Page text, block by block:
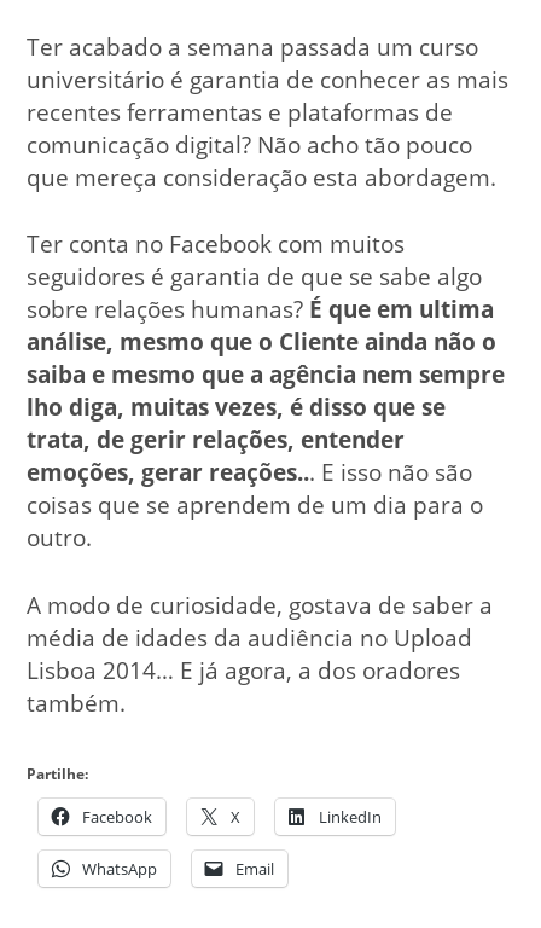
Ter acabado a semana passada um curso
universitário é garantia de conhecer as mais
recentes ferramentas e plataformas de
comunicação digital? Não acho tão pouco
que mereça consideração esta abordagem.
Ter conta no Facebook com muitos
seguidores é garantia de que se sabe algo
sobre relações humanas? É que em ultima
análise, mesmo que o Cliente ainda não o
saiba e mesmo que a agência nem sempre
lho diga, muitas vezes, é disso que se
trata, de gerir relações, entender
emoções, gerar reações... E isso não são
coisas que se aprendem de um dia para o
outro.
A modo de curiosidade, gostava de saber a
média de idades da audiência no Upload
Lisboa 2014… E já agora, a dos oradores
também.
Partilhe:
Facebook X LinkedIn
WhatsApp Email